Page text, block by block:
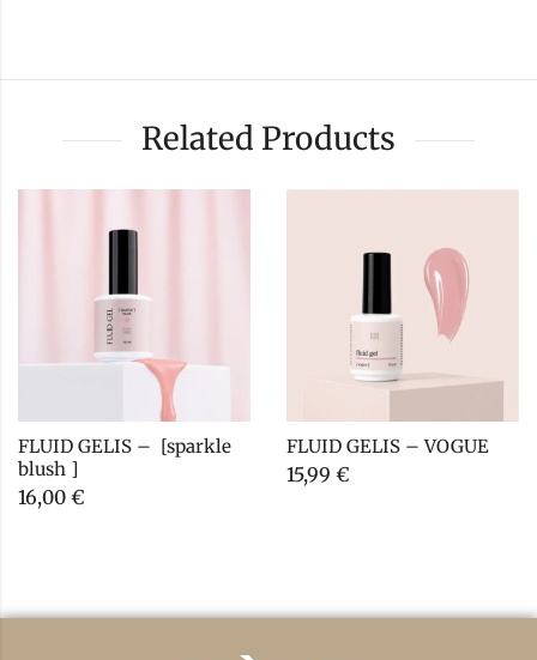
Related Products
FLUID GELIS –  [sparkle
blush ]
16,00 €
FLUID GELIS – VOGUE
15,99 €